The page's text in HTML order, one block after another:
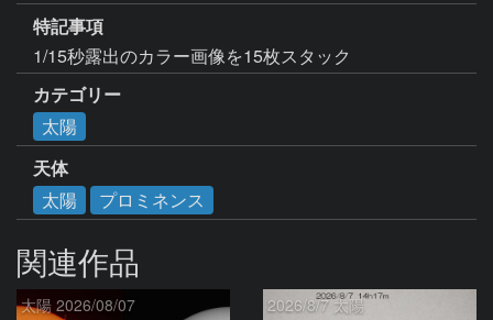
特記事項
1/15秒露出のカラー画像を15枚スタック
カテゴリー
太陽
天体
太陽
プロミネンス
関連作品
太陽 2026/08/07 2026/8/7 太陽